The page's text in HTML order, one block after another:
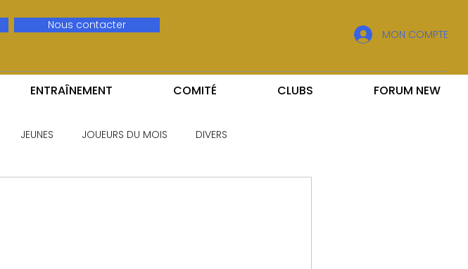
Nous contacter
MON COMPTE
ENTRAÎNEMENT COMITÉ CLUBS FORUM NEW
JEUNES JOUEURS DU MOIS DIVERS